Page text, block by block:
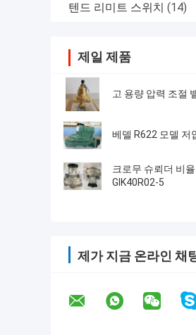
텐드 리미트 스위치 (14)
제일 제품
고 용량 압력 조절
베델 R622 모델 저
크로무 슈뢰더 비
GIK40R02-5
제가 지금 온라인 채